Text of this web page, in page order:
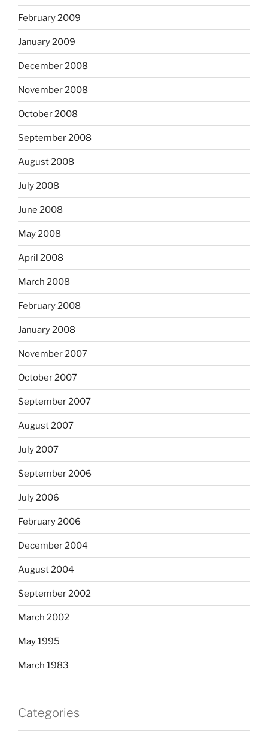
February 2009
January 2009
December 2008
November 2008
October 2008
September 2008
August 2008
July 2008
June 2008
May 2008
April 2008
March 2008
February 2008
January 2008
November 2007
October 2007
September 2007
August 2007
July 2007
September 2006
July 2006
February 2006
December 2004
August 2004
September 2002
March 2002
May 1995
March 1983
Categories